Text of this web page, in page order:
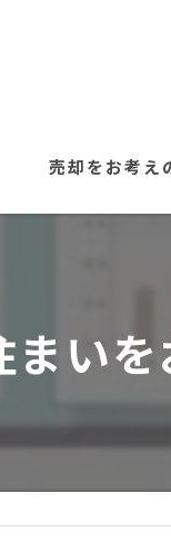
売却をお考え
い